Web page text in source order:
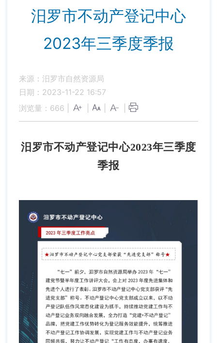
汨罗市不动产登记中心
2023年三季度季报
来源：汨罗市自然资源局
日期：2023-11-22 16:57
浏览量： 666
汨罗市不动产登记中心2023年三季度
季报